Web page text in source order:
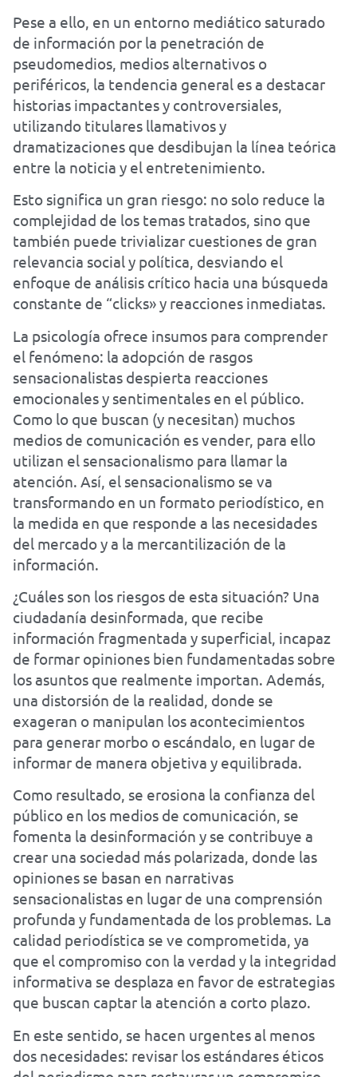
Pese a ello, en un entorno mediático saturado
de información por la penetración de
pseudomedios, medios alternativos o
periféricos, la tendencia general es a destacar
historias impactantes y controversiales,
utilizando titulares llamativos y
dramatizaciones que desdibujan la línea teórica
entre la noticia y el entretenimiento.
Esto significa un gran riesgo: no solo reduce la
complejidad de los temas tratados, sino que
también puede trivializar cuestiones de gran
relevancia social y política, desviando el
enfoque de análisis crítico hacia una búsqueda
constante de “clicks» y reacciones inmediatas.
La psicología ofrece insumos para comprender
el fenómeno: la adopción de rasgos
sensacionalistas despierta reacciones
emocionales y sentimentales en el público.
Como lo que buscan (y necesitan) muchos
medios de comunicación es vender, para ello
utilizan el sensacionalismo para llamar la
atención. Así, el sensacionalismo se va
transformando en un formato periodístico, en
la medida en que responde a las necesidades
del mercado y a la mercantilización de la
información.
¿Cuáles son los riesgos de esta situación? Una
ciudadanía desinformada, que recibe
información fragmentada y superficial, incapaz
de formar opiniones bien fundamentadas sobre
los asuntos que realmente importan. Además,
una distorsión de la realidad, donde se
exageran o manipulan los acontecimientos
para generar morbo o escándalo, en lugar de
informar de manera objetiva y equilibrada.
Como resultado, se erosiona la confianza del
público en los medios de comunicación, se
fomenta la desinformación y se contribuye a
crear una sociedad más polarizada, donde las
opiniones se basan en narrativas
sensacionalistas en lugar de una comprensión
profunda y fundamentada de los problemas. La
calidad periodística se ve comprometida, ya
que el compromiso con la verdad y la integridad
informativa se desplaza en favor de estrategias
que buscan captar la atención a corto plazo.
En este sentido, se hacen urgentes al menos
dos necesidades: revisar los estándares éticos